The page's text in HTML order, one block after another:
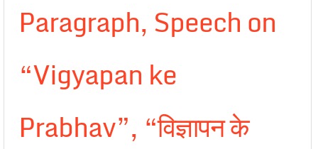
Paragraph, Speech on
“Vigyapan ke
Prabhav”, “विज्ञापन के